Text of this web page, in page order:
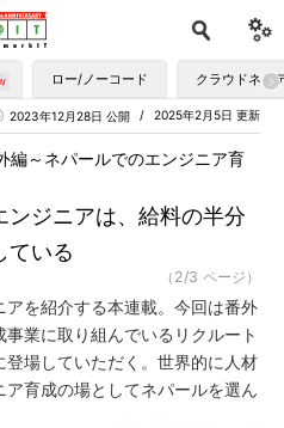
ロー/ノーコード クラウドネイ
2025年2月5日 更新
2023年12月28日 公開
ジニアは、給料の半分
ている
編～ネパールでのエンジニア育
（2/3 ページ）
を紹介する本連載。今回は番外
業に取り組んでいるリクルート
場していただく。世界的に人材
育成の場としてネパールを選ん